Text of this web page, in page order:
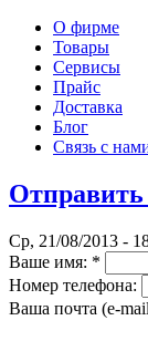
О фирме
Товары
Сервисы
Прайс
Доставка
Блог
Связь с
Ср, 21/08/2013 -
Ваше имя: *
Номер телефона:
Ваша почта (е-